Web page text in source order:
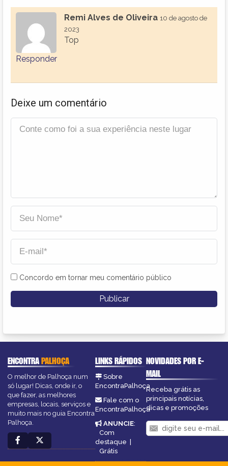
Remi Alves de Oliveira 10 de agosto de
2023
Top
Responder
Deixe um comentário
Concordo em tornar meu comentário público
ENCONTRAPALHOÇA
O melhor de Palhoça num
só lugar! Dicas, onde ir, o
que fazer, as melhores
empresas, locais, serviços e
muito mais no guia Encontra
Palhoça.
LINKS RÁPIDOS
Sobre
EncontraPalhoça
Fale com o
EncontraPalhoça
ANUNCIE:
Com
destaque
Grátis
NOVIDADES POR E-
MAIL
Receba grátis as
principais notícias,
dicas e promoções